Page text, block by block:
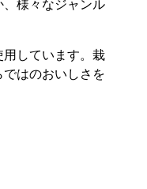
様々なジャンル
しています。栽
はのおいしさを